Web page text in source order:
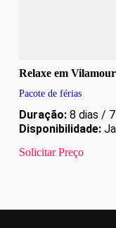
Relaxe em
Pacote de férias
Duração:8 dias /
Disponibilidade:
Solicitar Preço